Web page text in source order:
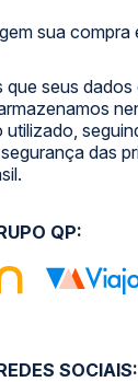
sua compra
que seus dados
utilizado,
das
SOCIAIS:
QP: